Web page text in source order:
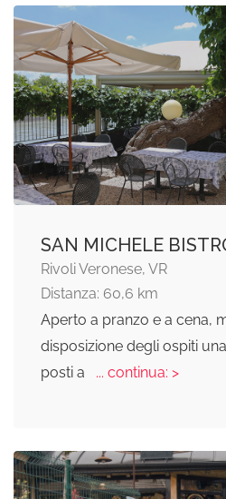
SAN MICHELE
Rivoli Veronese, VR
Distanza: 60,6 km
Aperto a pranzo e a cena,
disposizione degli ospiti
posti a
... continua: >